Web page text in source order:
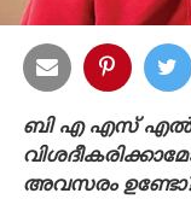
ബി എ എസ് എൽ
അവസരം